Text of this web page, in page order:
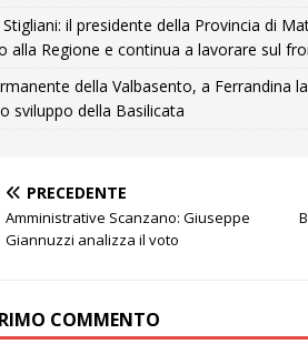
il presidente della Provincia di
alla Regione e continua a lavorare sul
della Valbasento, a Ferrandina
sviluppo della Basilicata
PRECEDENTE
Amministrative Scanzano: Giuseppe
Giannuzzi analizza il voto
COMMENTO